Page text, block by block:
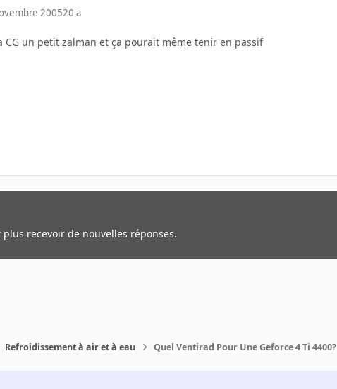
200520 a
CG un petit zalman et ça pourait même tenir en passif
recevoir de nouvelles réponses.
Refroidissement à air et à eau Quel Ventirad Pour Une Geforce 4 Ti 4400?